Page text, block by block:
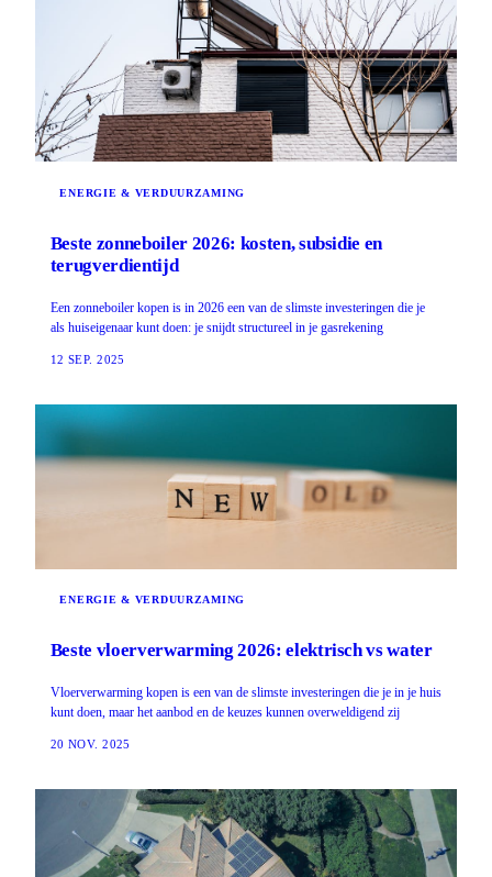
ENERGIE & VERDUURZAMING
Beste zonneboiler 2026: kosten, subsidie en
terugverdientijd
Een zonneboiler kopen is in 2026 een van de slimste investeringen die je
als huiseigenaar kunt doen: je snijdt structureel in je gasrekening
12 SEP. 2025
ENERGIE & VERDUURZAMING
Beste vloerverwarming 2026: elektrisch vs water
Vloerverwarming kopen is een van de slimste investeringen die je in je huis
kunt doen, maar het aanbod en de keuzes kunnen overweldigend zij
20 NOV. 2025